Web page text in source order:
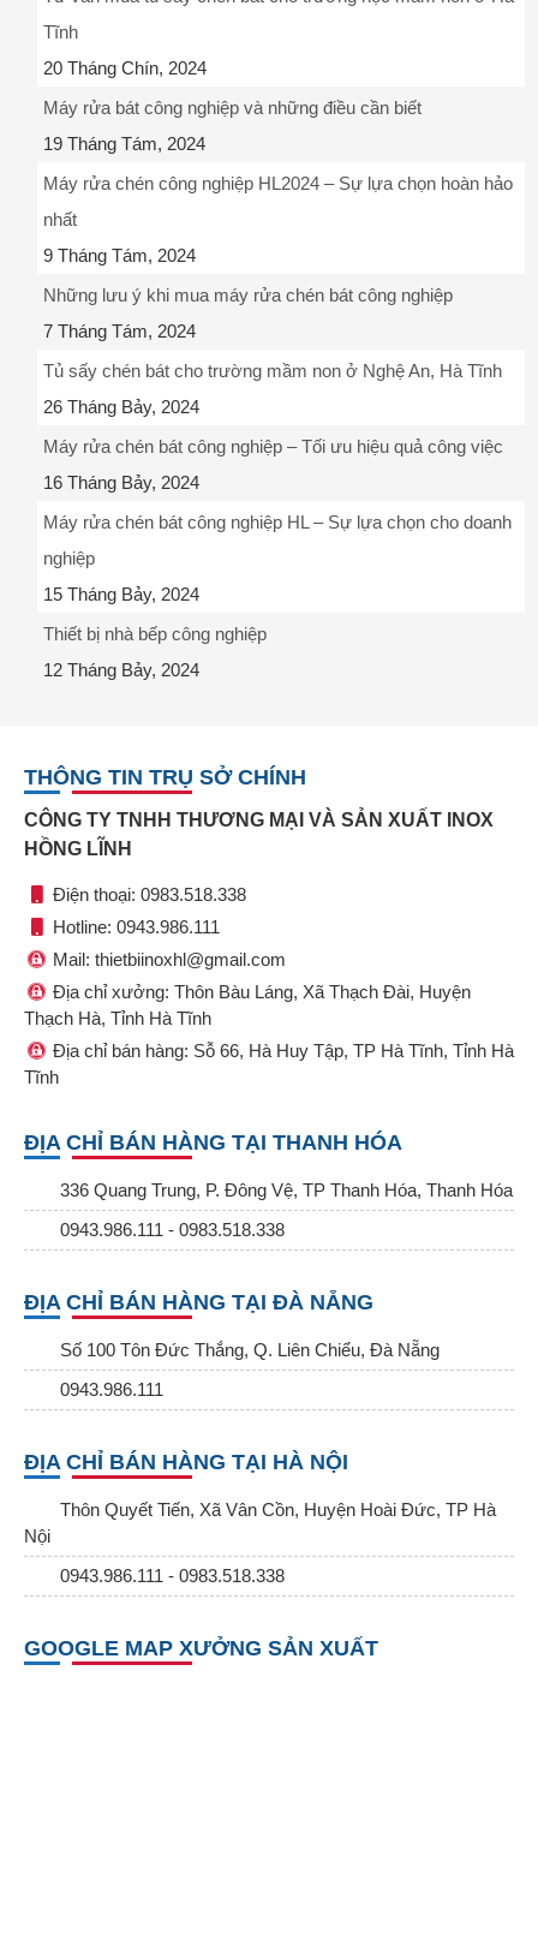
Tĩnh
20 Tháng Chín, 2024
Máy rửa bát công nghiệp và những điều cần biết
19 Tháng Tám, 2024
Máy rửa chén công nghiệp HL2024 – Sự lựa chọn hoàn hảo
nhất
9 Tháng Tám, 2024
Những lưu ý khi mua máy rửa chén bát công nghiệp
7 Tháng Tám, 2024
Tủ sấy chén bát cho trường mầm non ở Nghệ An, Hà Tĩnh
26 Tháng Bảy, 2024
Máy rửa chén bát công nghiệp – Tối ưu hiệu quả công việc
16 Tháng Bảy, 2024
Máy rửa chén bát công nghiệp HL – Sự lựa chọn cho doanh
nghiệp
15 Tháng Bảy, 2024
Thiết bị nhà bếp công nghiệp
12 Tháng Bảy, 2024
THÔNG TIN TRỤ SỞ CHÍNH
CÔNG TY TNHH THƯƠNG MẠI VÀ SẢN XUẤT INOX
HỒNG LĨNH
Điện thoại: 0983.518.338
Hotline: 0943.986.111
Mail: thietbiinoxhl@gmail.com
Địa chỉ xưởng: Thôn Bàu Láng, Xã Thạch Đài, Huyện
Thạch Hà, Tỉnh Hà Tĩnh
Địa chỉ bán hàng: Sỗ 66, Hà Huy Tập, TP Hà Tĩnh, Tỉnh Hà
Tĩnh
ĐỊA CHỈ BÁN HÀNG TẠI THANH HÓA
336 Quang Trung, P. Đông Vệ, TP Thanh Hóa, Thanh Hóa
0943.986.111 - 0983.518.338
ĐỊA CHỈ BÁN HÀNG TẠI ĐÀ NẴNG
Số 100 Tôn Đức Thắng, Q. Liên Chiểu, Đà Nẵng
0943.986.111
ĐỊA CHỈ BÁN HÀNG TẠI HÀ NỘI
Thôn Quyết Tiến, Xã Vân Cồn, Huyện Hoài Đức, TP Hà
Nội
0943.986.111 - 0983.518.338
GOOGLE MAP XƯỞNG SẢN XUẤT